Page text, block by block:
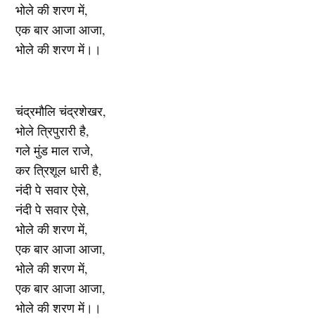
भोले की शरण में,
एक बार आजा आजा,
भोले की शरण में।।
चंद्रमौलि चंद्रशेखर,
भोले त्रिपुरारी है,
गले मुंड माल राजे,
कर त्रिशूल धारी है,
नंदी पे सवार ऐसे,
नंदी पे सवार ऐसे,
भोले की शरण में,
एक बार आजा आजा,
भोले की शरण में,
एक बार आजा आजा,
भोले की शरण में।।